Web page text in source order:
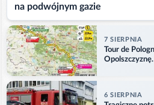
na podwójnym gazie
7 SIERPNIA
Tour de
6 SIERPNIA